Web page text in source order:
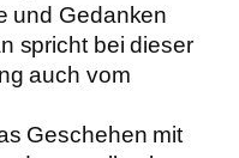
und Gedanken
spricht bei dieser
auch vom
Geschehen mit